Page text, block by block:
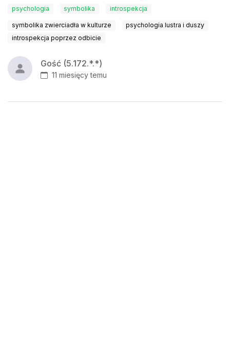
psychologia symbolika introspekcja
symbolika zwierciadła w kulturze
psychologia lustra i duszy
introspekcja poprzez odbicie
Gość (5.172.*.*)
11 miesięcy temu